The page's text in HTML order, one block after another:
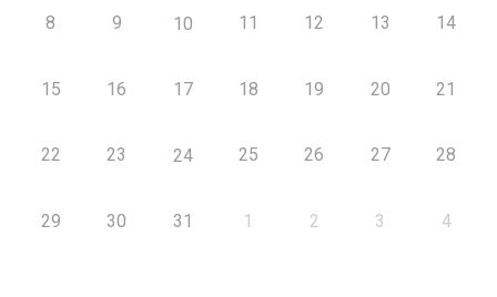
8 9 10 11 12 13 14
15 16 17 18 19 20 21
22 23 24 25 26 27 28
29 30 31 1 2 3 4